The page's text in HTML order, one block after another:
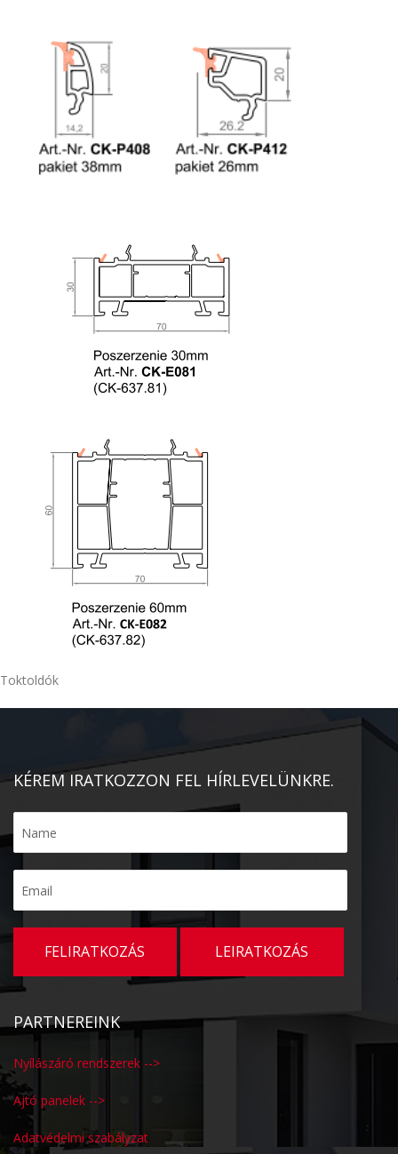
Toktoldók
KÉREM IRATKOZZON FEL HÍRLEVELÜNKRE.
PARTNEREINK
Nyílászáró rendszerek -->
Ajtó panelek -->
Adatvédelmi szabályzat